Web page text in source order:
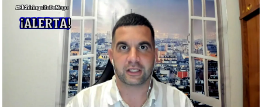
El Chiringuito
Madrid